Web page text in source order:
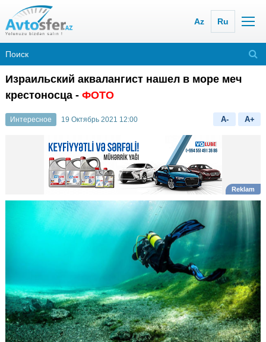
Az Ru
Израильский аквалангист нашел в море меч
крестоносца - ФОТО
Интересное 19 Октябрь 2021 12:00 A- A+